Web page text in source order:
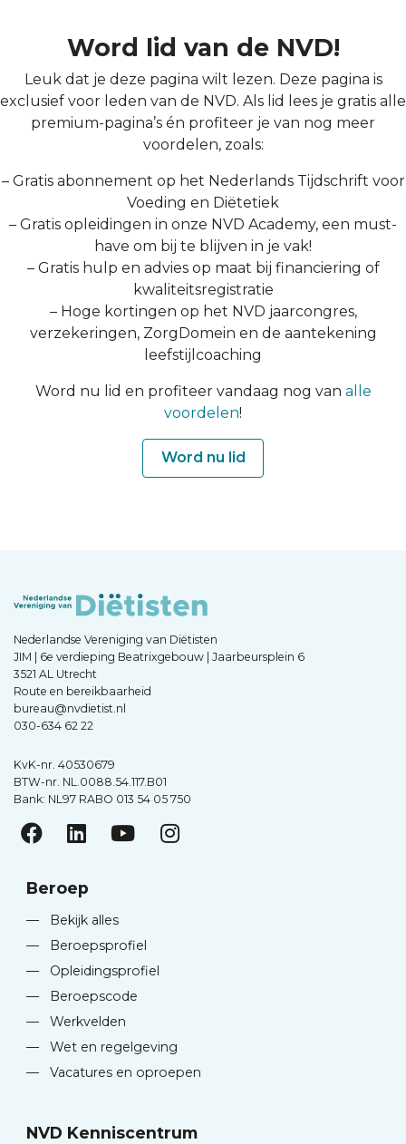
Word lid van de NVD!
Leuk dat je deze pagina wilt lezen. Deze pagina is
exclusief voor leden van de NVD. Als lid lees je gratis alle
premium-pagina’s én profiteer je van nog meer
voordelen, zoals:
– Gratis abonnement op het Nederlands Tijdschrift voor
Voeding en Diëtetiek
– Gratis opleidingen in onze NVD Academy, een must-
have om bij te blijven in je vak!
– Gratis hulp en advies op maat bij financiering of
kwaliteitsregistratie
– Hoge kortingen op het NVD jaarcongres,
verzekeringen, ZorgDomein en de aantekening
leefstijlcoaching
Word nu lid en profiteer vandaag nog van alle
voordelen!
Word nu lid
Nederlandse Vereniging van Diëtisten
JIM | 6e verdieping Beatrixgebouw | Jaarbeursplein 6
3521 AL Utrecht
Route en bereikbaarheid
bureau@nvdietist.nl
030-634 62 22
KvK-nr. 40530679
BTW-nr. NL.0088.54.117.B01
Bank: NL97 RABO 013 54 05 750
Beroep
—
Bekijk alles
—
Beroepsprofiel
—
Opleidingsprofiel
—
Beroepscode
—
Werkvelden
—
Wet en regelgeving
—
Vacatures en oproepen
NVD Kenniscentrum